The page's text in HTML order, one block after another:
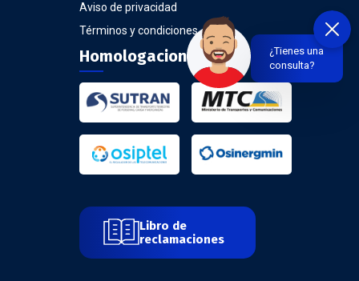
¿Tienes una
consulta?
Aviso de privacidad
Términos y condiciones
Homologaciones
Libro de
reclamaciones